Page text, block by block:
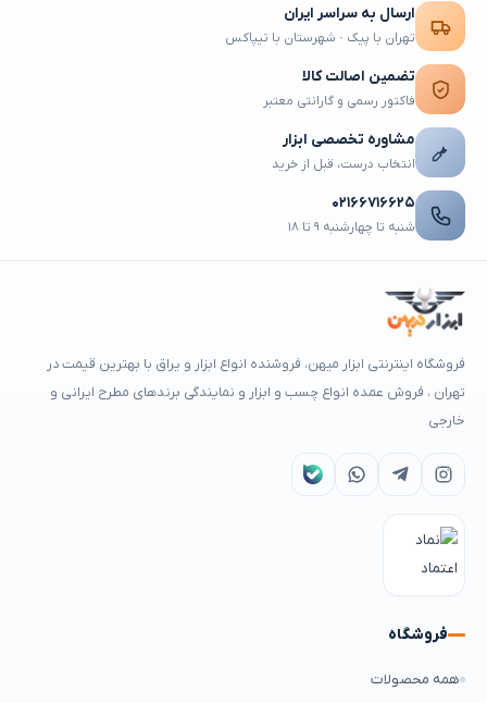
ارسال به سراسر ایران
تهران با پیک · شهرستان با تیپاکس
تضمین اصالت کالا
فاکتور رسمی و گارانتی معتبر
مشاوره تخصصی ابزار
انتخاب درست، قبل از خرید
۰۲۱۶۶۷۱۶۶۲۵
شنبه تا چهارشنبه ۹ تا ۱۸
فروشگاه اینترنتی ابزار میهن، فروشنده انواع ابزار و یراق با بهترین قیمت در
تهران ، فروش عمده انواع چسب و ابزار و نمایندگی برندهای مطرح ایرانی و
خارجی
فروشگاه
همه محصولات